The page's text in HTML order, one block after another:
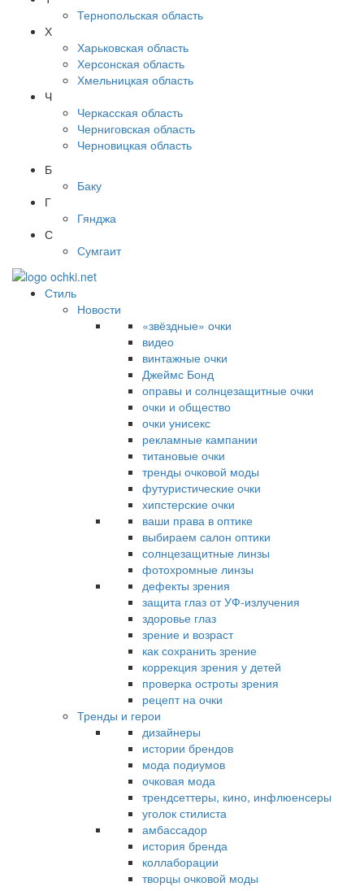
Тернопольская область
Х
Харьковская область
Херсонская область
Хмельницкая область
Ч
Черкасская область
Черниговская область
Черновицкая область
Б
Баку
Г
Гянджа
С
Сумгаит
Стиль
Новости
«звёздные» очки
видео
винтажные очки
Джеймс Бонд
оправы и солнцезащитные очки
очки и общество
очки унисекс
рекламные кампании
титановые очки
тренды очковой моды
футуристические очки
хипстерские очки
ваши права в оптике
выбираем салон оптики
солнцезащитные линзы
фотохромные линзы
дефекты зрения
защита глаз от УФ-излучения
здоровье глаз
зрение и возраст
как сохранить зрение
коррекция зрения у детей
проверка остроты зрения
рецепт на очки
Тренды и герои
дизайнеры
истории брендов
мода подиумов
очковая мода
трендсеттеры, кино, инфлюенсеры
уголок стилиста
амбассадор
история бренда
коллаборации
творцы очковой моды